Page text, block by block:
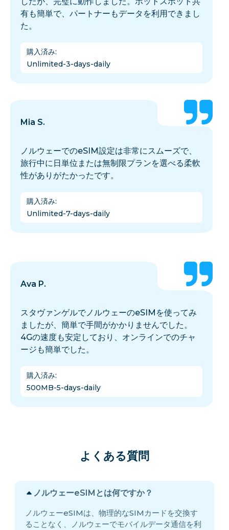
有も簡単で、パートナーもデータを利用できまし
た。
購入済み:
Unlimited-3-days-daily
Mia S.
ノルウェーでのeSIM設定は非常にスムーズで、
旅行中に日単位または無制限プランを選べる柔軟
性がありがたかったです。
購入済み:
Unlimited-7-days-daily
Ava P.
スタヴァンゲルでノルウェーのeSIMを使ってみ
ましたが、簡単で手間がかかりませんでした。
4Gの速度も安定しており、オンラインでのチャ
ージも簡単でした。
購入済み:
500MB-5-days-daily
よくある質問
ノルウェーeSIMとは何ですか？
ノルウェーeSIMは、物理的なSIMカードを交換す
ることなく、ノルウェーでモバイルデータ通信を利